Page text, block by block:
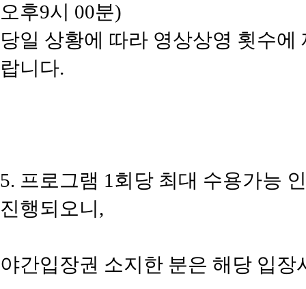
오후9시 00분)
당일 상황에 따라 영상상영 횟수
랍니다.
5. 프로그램 1회당 최대 수용가능
진행되오니,
야간입장권 소지한 분은 해당 입장